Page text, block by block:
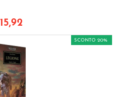
15,92
SCONTO 20%